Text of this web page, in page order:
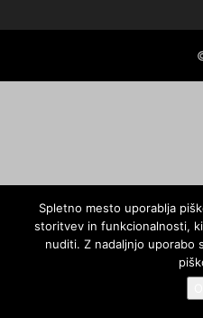
Spletno mesto uporablja
storitvev in funkcionalnosti,
nuditi. Z nadaljnjo uporabo